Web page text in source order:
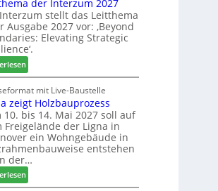
i
m
e
n
t
n
g
e
n
f
ü
r
P
l
a
n
t
a
g
e
l
l
o
-
F
r
ä
s
e
r
u
n
d
-
der Interzum 2027
stellt das Leitthema
Ausgabe 2027 vor: ‚Beyond
Elevating Strategic
:
L
e
i
t
t
h
e
m
a
mit Live-Baustelle
zeigt Holzbauprozess
10. bis 14. Mai 2027 soll auf
Freigelände der Ligna in
ein Wohngebäude in
entstehen
der…
:
L